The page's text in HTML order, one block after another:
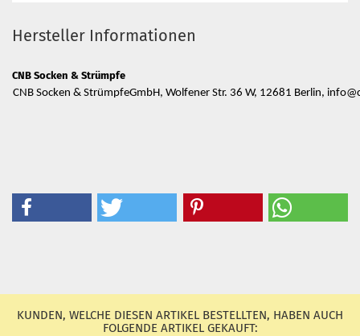
Hersteller Informationen
CNB Socken & Strümpfe
CNB Socken & StrümpfeGmbH, Wolfener Str. 36 W, 12681 Berlin,
KUNDEN, WELCHE DIESEN ARTIKEL BESTELLTEN, HABEN AUCH
FOLGENDE ARTIKEL GEKAUFT: